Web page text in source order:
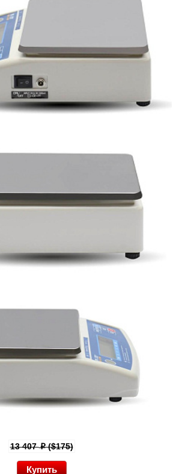
13 407p($175)